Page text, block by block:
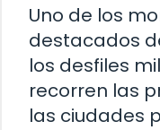
Uno de los
destacados
los desfiles
recorren las
las ciudades